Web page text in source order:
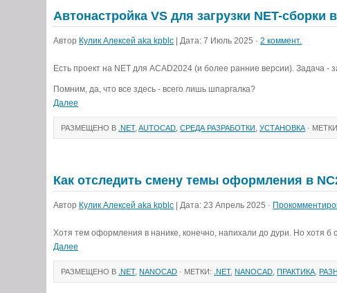
Автонастройка VS для загрузки NET-сборки
Автор Кулик Алексей aka kpblc | Дата: 7 Июль 2025 ·2 коммент.
Есть проект на NET для ACAD2024 (и более ранние версии). Задача -
Помним, да, что все здесь - всего лишь шпаргалка?
Далее
РАЗМЕЩЕНО В .NET,AUTOCAD ,СРЕДА РАЗРАБОТКИ ,УСТАНОВКА ·
Как отследить смену темы оформления в
Автор Кулик Алексей aka kpblc | Дата: 23 Апрель 2025 ·
Хотя тем оформления в нанике, конечно, напихали до дури. Но хотя
Далее
РАЗМЕЩЕНО В .NET,NANOCAD · МЕТКИ: .NET,NANOCAD ,ПРАКТИКА ,